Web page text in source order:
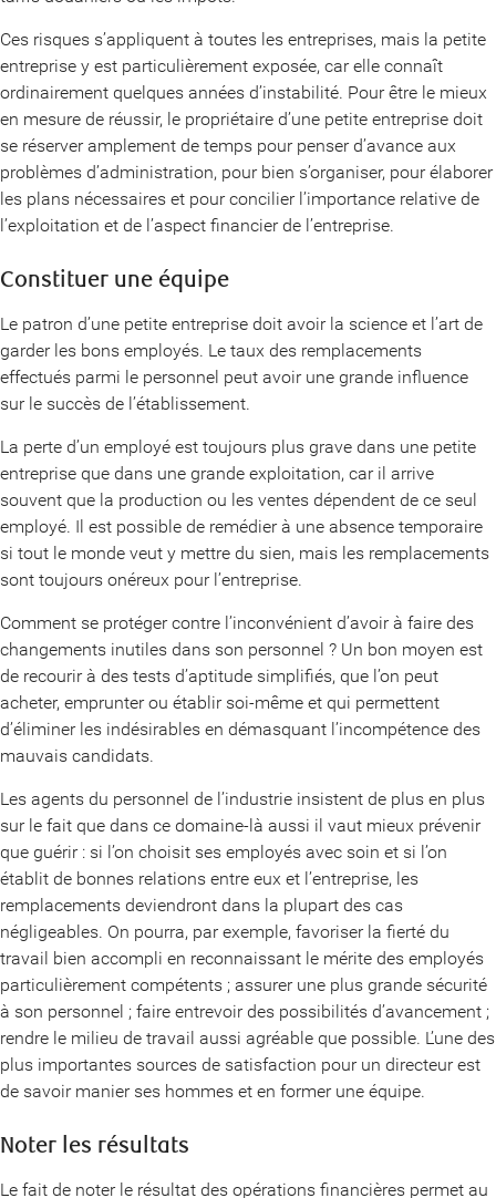
Ces risques s’appliquent à toutes les entreprises, mais la petite
entreprise y est particulièrement exposée, car elle connaît
ordinairement quelques années d’instabilité. Pour être le mieux
en mesure de réussir, le propriétaire d’une petite entreprise doit
se réserver amplement de temps pour penser d’avance aux
problèmes d’administration, pour bien s’organiser, pour élaborer
les plans nécessaires et pour concilier l’importance relative de
l’exploitation et de l’aspect financier de l’entreprise.
Constituer une équipe
Le patron d’une petite entreprise doit avoir la science et l’art de
garder les bons employés. Le taux des remplacements
effectués parmi le personnel peut avoir une grande influence
sur le succès de l’établissement.
La perte d’un employé est toujours plus grave dans une petite
entreprise que dans une grande exploitation, car il arrive
souvent que la production ou les ventes dépendent de ce seul
employé. Il est possible de remédier à une absence temporaire
si tout le monde veut y mettre du sien, mais les remplacements
sont toujours onéreux pour l’entreprise.
Comment se protéger contre l’inconvénient d’avoir à faire des
changements inutiles dans son personnel ? Un bon moyen est
de recourir à des tests d’aptitude simplifiés, que l’on peut
acheter, emprunter ou établir soi-même et qui permettent
d’éliminer les indésirables en démasquant l’incompétence des
mauvais candidats.
Les agents du personnel de l’industrie insistent de plus en plus
sur le fait que dans ce domaine-là aussi il vaut mieux prévenir
que guérir : si l’on choisit ses employés avec soin et si l’on
établit de bonnes relations entre eux et l’entreprise, les
remplacements deviendront dans la plupart des cas
négligeables. On pourra, par exemple, favoriser la fierté du
travail bien accompli en reconnaissant le mérite des employés
particulièrement compétents ; assurer une plus grande sécurité
à son personnel ; faire entrevoir des possibilités d’avancement ;
rendre le milieu de travail aussi agréable que possible. L’une des
plus importantes sources de satisfaction pour un directeur est
de savoir manier ses hommes et en former une équipe.
Noter les résultats
Le fait de noter le résultat des opérations financières permet au